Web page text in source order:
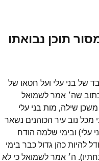
תוכן נבואתו
של בני עלי ועל חטאו של
שה׳ אמר לשמואל
שילה, מות בני עלי
מכל נוב עיר הכוהנים נשאר
עלי) ובימי שלמה הודח
להיות כהן גדול כבר בימי
ה׳ אמר לשמואל כי לא